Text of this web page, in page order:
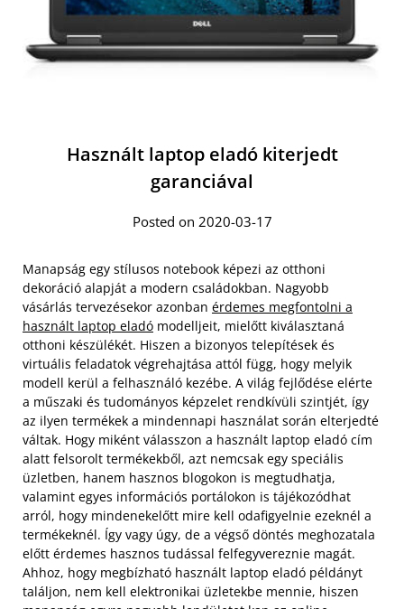
Használt laptop eladó kiterjedt
garanciával
Posted on 2020-03-17
Manapság egy stílusos notebook képezi az otthoni
dekoráció alapját a modern családokban. Nagyobb
vásárlás tervezésekor azonban érdemes megfontolni a
használt laptop eladó modelljeit, mielőtt kiválasztaná
otthoni készülékét. Hiszen a bizonyos telepítések és
virtuális feladatok végrehajtása attól függ, hogy melyik
modell kerül a felhasználó kezébe. A világ fejlődése elérte
a műszaki és tudományos képzelet rendkívüli szintjét, így
az ilyen termékek a mindennapi használat során elterjedté
váltak. Hogy miként válasszon a használt laptop eladó cím
alatt felsorolt termékekből, azt nemcsak egy speciális
üzletben, hanem hasznos blogokon is megtudhatja,
valamint egyes információs portálokon is tájékozódhat
arról, hogy mindenekelőtt mire kell odafigyelnie ezeknél a
termékeknél. Így vagy úgy, de a végső döntés meghozatala
előtt érdemes hasznos tudással felfegyvereznie magát.
Ahhoz, hogy megbízható használt laptop eladó példányt
találjon, nem kell elektronikai üzletekbe mennie, hiszen